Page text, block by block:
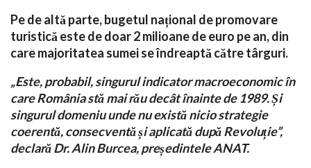
Pe de altă parte, bugetul național de promovare
turistică este de doar 2 milioane de euro pe an, din
care majoritatea sumei se îndreaptă către târguri.
„Este, probabil, singurul indicator macroeconomic în
care România stă mai rău decât înainte de 1989. Și
singurul domeniu unde nu există nicio strategie
coerentă, consecventă și aplicată după Revoluție”,
declară Dr. Alin Burcea, președintele ANAT.